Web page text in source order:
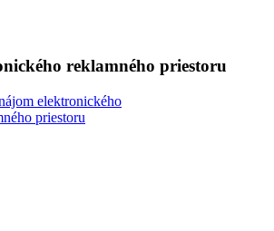
reklamného priestoru